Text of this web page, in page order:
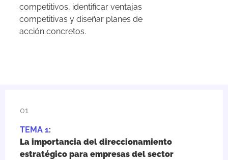
competitivos, identificar ventajas
competitivas y diseñar planes de
acción concretos.
01
TEMA 1:
La importancia del direccionamiento
estratégico para empresas del sector